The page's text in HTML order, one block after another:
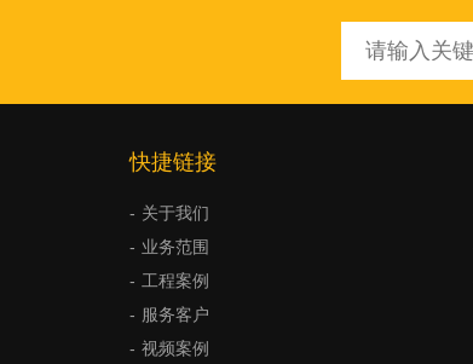
快捷链接
关于我们
业务范围
工程案例
服务客户
视频案例